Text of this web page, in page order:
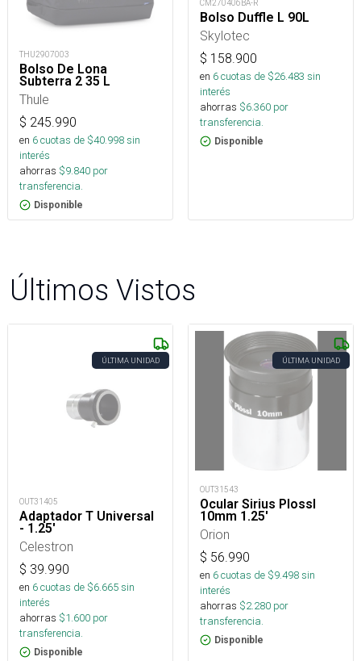
THU2907003
Bolso De Lona
Subterra 2 35 L
Thule
$ 245.990
en 6cuotas de $40.998sin
interés
ahorras $9.840 por
transferencia.
Disponible
CM270406BA-R
Bolso Duffle L 90L
Skylotec
$ 158.900
en 6cuotas de $26.483 sin
interés
ahorras $6.360 por
transferencia.
Disponible
Últimos Vistos
ÚLTIMA UNIDAD
OUT31405
Adaptador T Universal
- 1.25'
Celestron
$ 39.990
en 6cuotas de $6.665sin
interés
ahorras $1.600 por
transferencia.
Disponible
ÚLTIMA UNIDAD
OUT31543
Ocular Sirius Plossl
10mm 1.25'
Orion
$ 56.990
en 6cuotas de $9.498sin
interés
ahorras $2.280 por
transferencia.
Disponible